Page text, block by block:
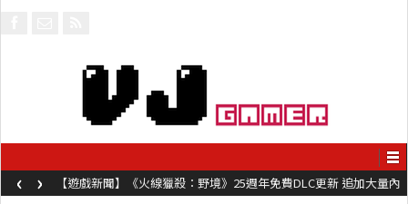
【遊戲新聞】《火線獵殺：野境》25週年免費DLC更新 追加大量內
容同時系舊作限時超平價折扣
‹ ›